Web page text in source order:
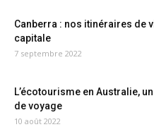
Canberra : nos itinéraires de
capitale
7 septembre 2022
L’écotourisme en Australie,
de voyage
10 août 2022